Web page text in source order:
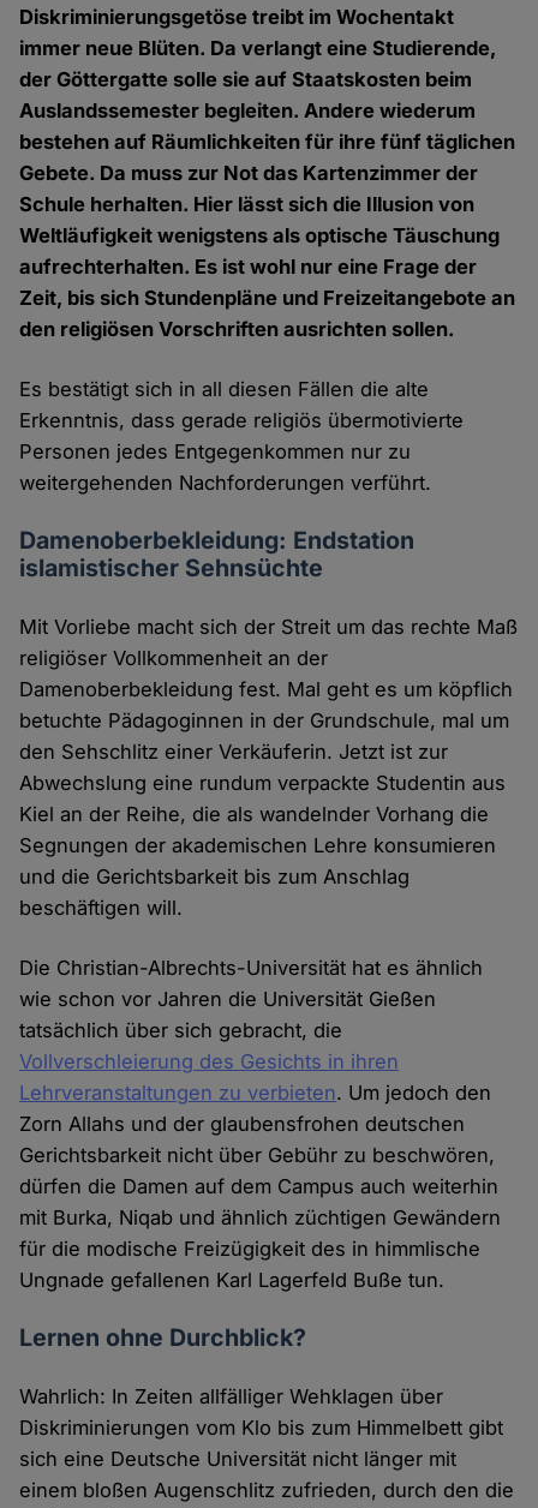
Diskriminierungsgetöse treibt im Wochentakt
immer neue Blüten. Da verlangt eine Studierende,
der Göttergatte solle sie auf Staatskosten beim
Auslandssemester begleiten. Andere wiederum
bestehen auf Räumlichkeiten für ihre fünf täglichen
Gebete. Da muss zur Not das Kartenzimmer der
Schule herhalten. Hier lässt sich die Illusion von
Weltläufigkeit wenigstens als optische Täuschung
aufrechterhalten. Es ist wohl nur eine Frage der
Zeit, bis sich Stundenpläne und Freizeitangebote an
den religiösen Vorschriften ausrichten sollen.
Es bestätigt sich in all diesen Fällen die alte
Erkenntnis, dass gerade religiös übermotivierte
Personen jedes Entgegenkommen nur zu
weitergehenden Nachforderungen verführt.
Damenoberbekleidung: Endstation
islamistischer Sehnsüchte
Mit Vorliebe macht sich der Streit um das rechte Maß
religiöser Vollkommenheit an der
Damenoberbekleidung fest. Mal geht es um köpflich
betuchte Pädagoginnen in der Grundschule, mal um
den Sehschlitz einer Verkäuferin. Jetzt ist zur
Abwechslung eine rundum verpackte Studentin aus
Kiel an der Reihe, die als wandelnder Vorhang die
Segnungen der akademischen Lehre konsumieren
und die Gerichtsbarkeit bis zum Anschlag
beschäftigen will.
Die Christian-Albrechts-Universität hat es ähnlich
wie schon vor Jahren die Universität Gießen
tatsächlich über sich gebracht, die
Vollverschleierung des Gesichts in ihren
Lehrveranstaltungen zu verbieten. Um jedoch den
Zorn Allahs und der glaubensfrohen deutschen
Gerichtsbarkeit nicht über Gebühr zu beschwören,
dürfen die Damen auf dem Campus auch weiterhin
mit Burka, Niqab und ähnlich züchtigen Gewändern
für die modische Freizügigkeit des in himmlische
Ungnade gefallenen Karl Lagerfeld Buße tun.
Lernen ohne Durchblick?
Wahrlich: In Zeiten allfälliger Wehklagen über
Diskriminierungen vom Klo bis zum Himmelbett gibt
sich eine Deutsche Universität nicht länger mit
einem bloßen Augenschlitz zufrieden, durch den die